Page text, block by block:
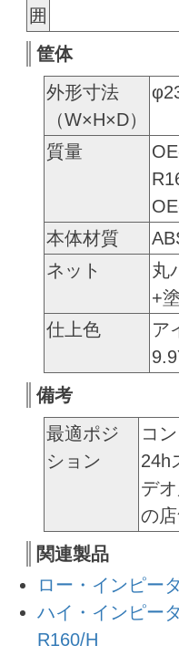
囲
筐体
外形寸法
（W×H×D）
質量
本体材質
ネット
丸
+
仕上色
ア
備考
最適ポジ
ション
コ
24h
デ
の店
関連製品
ロー・インピー
ハイ・インピー
R160/H